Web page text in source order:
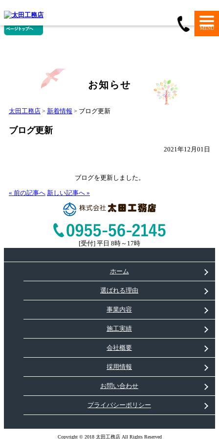
MENU
お知らせ
太田工務店 > 新着情報 > ブログ更新
ブログ更新
2021年12月01日
ブログを更新しました。
« 前の記事へ 新しい記事へ »
[受付] 平日 8時～17時
ホーム
選ばれる理由
事業内容
施工実績
会社概要
採用情報
お問い合わせ
プライバシーポリシー
Copyright © 2018 太田工務店 All Rights Reserved